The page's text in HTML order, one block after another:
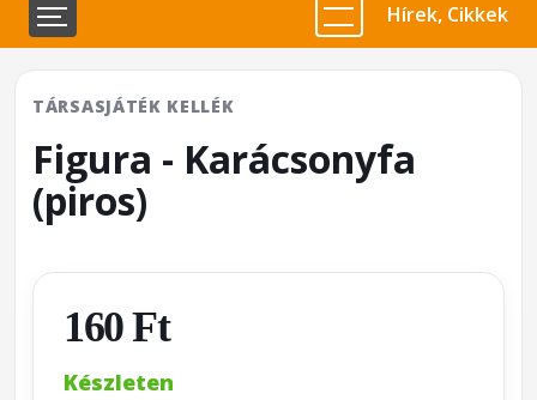
Hírek, Cikkek
TÁRSASJÁTÉK KELLÉK
Figura - Karácsonyfa
(piros)
160 Ft
Készleten